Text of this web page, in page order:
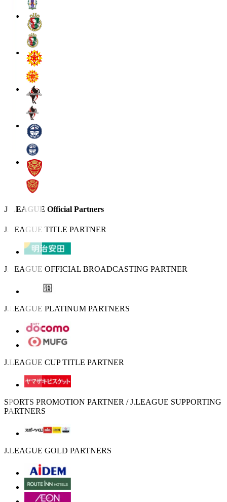
J.LEAGUE Official Partners
J.LEAGUE TITLE PARTNER
J.LEAGUE OFFICIAL BROADCASTING PARTNER
J.LEAGUE PLATINUM PARTNERS
J.LEAGUE CUP TITLE PARTNER
SPORTS PROMOTION PARTNER / J.LEAGUE SUPPORTING
PARTNERS
J.LEAGUE GOLD PARTNERS